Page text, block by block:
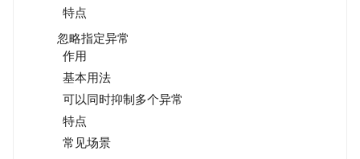
特点
忽略指定异常
作用
基本用法
可以同时抑制多个异常
特点
常见场景